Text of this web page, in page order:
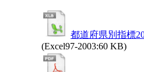
都道府県別指標
(Excel97-2003:60 KB)